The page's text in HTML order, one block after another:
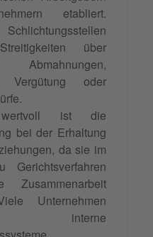
etabliert.
über
Abmahnungen,
Vergütung oder
wertvoll ist die
bei der Erhaltung
da sie im
Gerichtsverfahren
Zusammenarbeit
Unternehmen
interne